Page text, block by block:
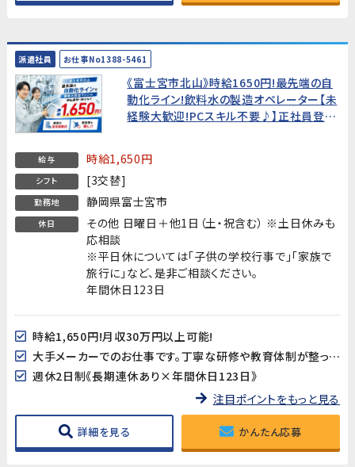
派遣社員 お仕事No1388-5461
《富士宮市北山》時給1650円!最先端の自
動化ライン!飲料水の製造オペレーター【未
経験大歓迎!PCスキル不要♪】正社員登用
給与 時給1,650円
シフト [3交替]
勤務地 静岡県富士宮市
休日
その他 日曜日＋他1日（土・祝含む） ※土日休みも
応相談
※平日休については「子供の学校行事で」「家族で
旅行に」など、是非ご相談ください。
年間休日123日
時給1,650円!月収30万円以上可能!
大手メーカーでのお仕事です。丁寧な研修や教育体制が整っていますので、工場未経験からでも安心してスタートできます♪
週休2日制《長期連休あり×年間休日123日》
注目ポイントをもっと見る
詳細を見る かんたん応募